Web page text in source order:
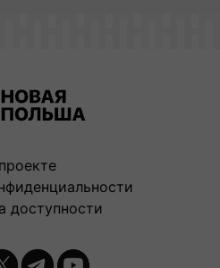
доступности